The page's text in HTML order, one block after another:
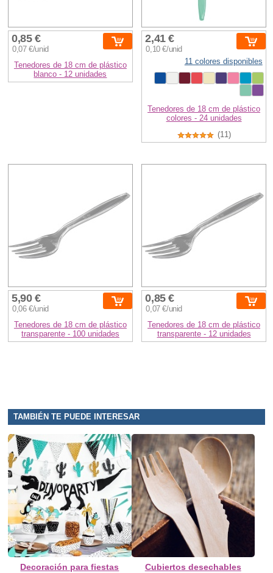
0,85 €
0,07 €/unid
Tenedores de 18 cm de plástico
blanco - 12 unidades
2,41 €
0,10 €/unid
11 colores disponibles
Tenedores de 18 cm de plástico
colores - 24 unidades
(11)
5,90 €
0,06 €/unid
Tenedores de 18 cm de plástico
transparente - 100 unidades
0,85 €
0,07 €/unid
Tenedores de 18 cm de plástico
transparente - 12 unidades
TAMBIÉN TE PUEDE INTERESAR
Decoración para fiestas Cubiertos desechables